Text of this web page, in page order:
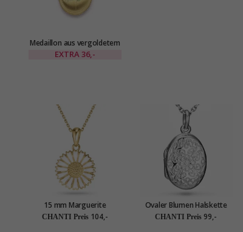
Medaillon aus vergoldetem
Sterlingsilber
EXTRA36,-
15 mm Marguerite
Halskette mit Anhänger aus
CHANTI Preis 104,-
Ovaler Blumen Halskette
aus Silber und Medaillon
CHANTI Preis 99,-